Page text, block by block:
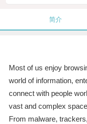
简介
Most of us enjoy
world of information,
connect with people
vast and complex
From malware,